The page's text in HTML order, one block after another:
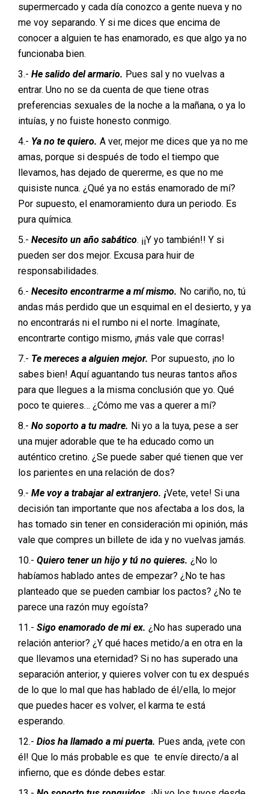
supermercado y cada día conozco a gente nueva y no
me voy separando. Y si me dices que encima de
conocer a alguien te has enamorado, es que algo ya no
funcionaba bien.
3.- He salido del armario. Pues sal y no vuelvas a
entrar. Uno no se da cuenta de que tiene otras
preferencias sexuales de la noche a la mañana, o ya lo
intuías, y no fuiste honesto conmigo.
4.- Ya no te quiero. A ver, mejor me dices que ya no me
amas, porque si después de todo el tiempo que
llevamos, has dejado de quererme, es que no me
quisiste nunca. ¿Qué ya no estás enamorado de mí?
Por supuesto, el enamoramiento dura un periodo. Es
pura química.
5.- Necesito un año sabático. ¡¡Y yo también!! Y si
pueden ser dos mejor. Excusa para huir de
responsabilidades.
6.- Necesito encontrarme a mí mismo. No cariño, no, tú
andas más perdido que un esquimal en el desierto, y ya
no encontrarás ni el rumbo ni el norte. Imagínate,
encontrarte contigo mismo, ¡más vale que corras!
7.- Te mereces a alguien mejor. Por supuesto, ¡no lo
sabes bien! Aquí aguantando tus neuras tantos años
para que llegues a la misma conclusión que yo. Qué
poco te quieres… ¿Cómo me vas a querer a mí?
8.- No soporto a tu madre. Ni yo a la tuya, pese a ser
una mujer adorable que te ha educado como un
auténtico cretino. ¿Se puede saber qué tienen que ver
los parientes en una relación de dos?
9.- Me voy a trabajar al extranjero. ¡Vete, vete! Si una
decisión tan importante que nos afectaba a los dos, la
has tomado sin tener en consideración mi opinión, más
vale que compres un billete de ida y no vuelvas jamás.
10.- Quiero tener un hijo y tú no quieres. ¿No lo
habíamos hablado antes de empezar? ¿No te has
planteado que se pueden cambiar los pactos? ¿No te
parece una razón muy egoísta?
11.- Sigo enamorado de mi ex. ¿No has superado una
relación anterior? ¿Y qué haces metido/a en otra en la
que llevamos una eternidad? Si no has superado una
separación anterior, y quieres volver con tu ex después
de lo que lo mal que has hablado de él/ella, lo mejor
que puedes hacer es volver, el karma te está
esperando.
12.- Dios ha llamado a mi puerta. Pues anda, ¡vete con
él! Que lo más probable es que te envíe directo/a al
infierno, que es dónde debes estar.